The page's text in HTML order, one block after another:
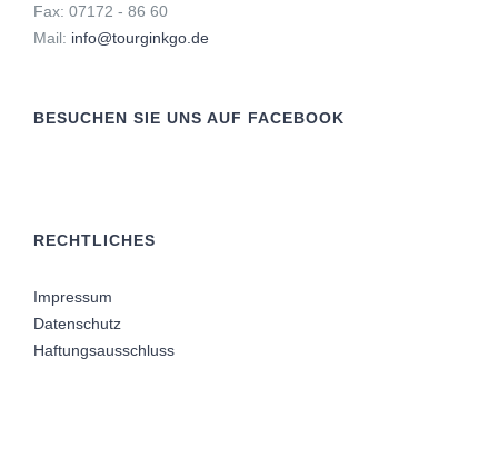
Fax: 07172 - 86 60
Mail: info@tourginkgo.de
BESUCHEN SIE UNS AUF FACEBOOK
RECHTLICHES
Impressum
Datenschutz
Haftungsausschluss